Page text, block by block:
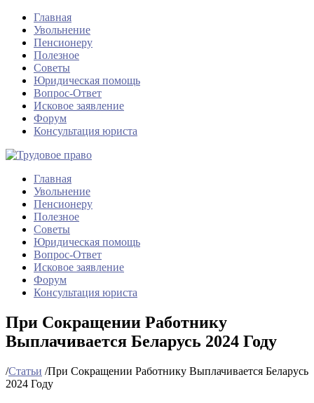
Главная
Увольнение
Пенсионеру
Полезное
Советы
Юридическая помощь
Вопрос-Ответ
Исковое заявление
Форум
Консультация юриста
Главная
Увольнение
Пенсионеру
Полезное
Советы
Юридическая помощь
Вопрос-Ответ
Исковое заявление
Форум
Консультация юриста
При Сокращении Работнику
Выплачивается Беларусь 2024 Году
/Статьи /При Сокращении Работнику Выплачивается Беларусь
2024 Году